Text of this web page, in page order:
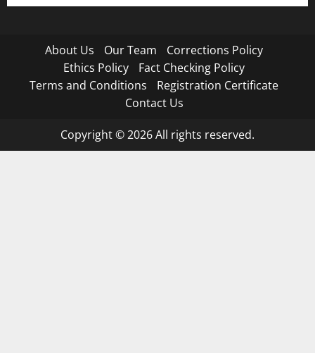
About Us Our Team
Corrections Policy
Ethics Policy
Fact Checking Policy
Terms and Conditions
Registration Certificate
Contact Us
Copyright © 2026 All rights reserved.